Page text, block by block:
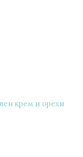
крем и орехи